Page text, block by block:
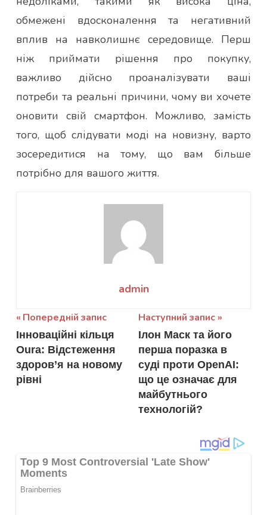
обмежені вдосконалення та негативний
вплив на навколишнє середовище. Перш
ніж приймати рішення про покупку,
важливо дійсно проаналізувати ваші
потреби та реальні причини, чому ви хочете
оновити свій смартфон. Можливо, замість
того, щоб слідувати моді на новизну, варто
зосередитися на тому, що вам більше
потрібно для вашого життя.
admin
Навігація
записів
Попередній запис
Інноваційні кільця
Oura: Відстеження
здоров’я на новому
рівні
Наступний запис
Ілон Маск та його
перша поразка в
суді проти OpenAI:
що це означає для
майбутнього
технологій?